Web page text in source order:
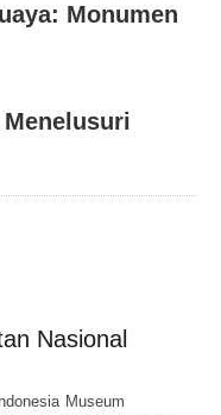
Monumen
Nasional
Museum